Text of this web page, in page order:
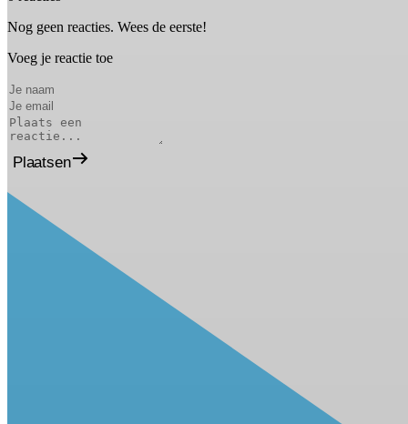
Nog geen reacties. Wees de eerste!
Voeg je reactie toe
Plaatsen